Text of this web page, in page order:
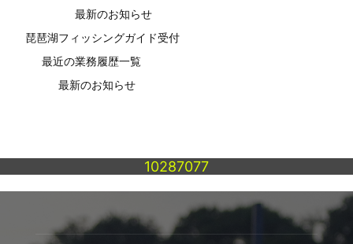
最新のお知らせ
琵琶湖フィッシングガイド受付
最近の業務履歴一覧
最新のお知らせ
10287077